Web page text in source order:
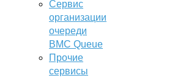
Сервис
организации
очереди
BMC Queue
Прочие
сервисы